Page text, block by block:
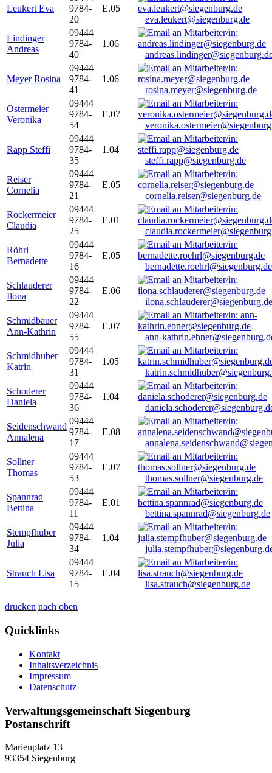
Leukert Eva
9784-
20
E.05
eva.leukert@siegenburg.de
Lindinger
Andreas
09444
9784-
40
1.06
Meyer Rosina
09444
9784-
41
1.06
rosina.meyer@siegenburg.de
Ostermeier
Veronika
09444
9784-
54
E.07
Rapp Steffi
09444
9784-
35
1.04
steffi.rapp@siegenburg.de
Reiser
Cornelia
09444
9784-
21
E.05
cornelia.reiser@siegenburg.de
Rockermeier
Claudia
09444
9784-
25
E.01
Röhrl
Bernadette
09444
9784-
16
E.05
bernadette.roehrl@siegenburg.de
Schlauderer
Ilona
09444
9784-
22
E.06
ilona.schlauderer@siegenburg.de
Schmidbauer
Ann-Kathrin
09444
9784-
55
E.07
ann-
Schmidhuber
Katrin
09444
9784-
31
1.05
Schoderer
Daniela
09444
9784-
36
1.04
Seidenschwand
Annalena
09444
9784-
17
E.08
Sollner
Thomas
09444
9784-
53
E.07
thomas.sollner@siegenburg.de
Spannrad
Bettina
09444
9784-
11
E.01
bettina.spannrad@siegenburg.de
Stempfhuber
Julia
09444
9784-
34
1.04
Strauch Lisa
09444
9784-
15
E.04
lisa.strauch@siegenburg.de
drucken nach oben
Quicklinks
Kontakt
Inhaltsverzeichnis
Impressum
Datenschutz
Verwaltungsgemeinschaft Siegenburg
Postanschrift
Marienplatz 13
93354 Siegenburg